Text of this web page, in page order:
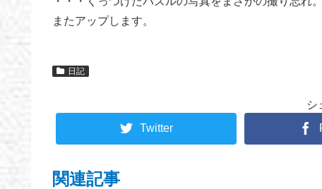
またアップします。
日記
シ
Twitter
関連記事